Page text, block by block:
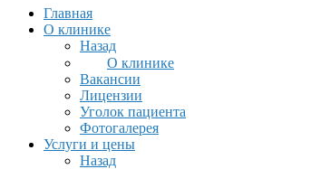
Главная
О клинике
Назад
О клинике
Вакансии
Лицензии
Уголок пациента
Фотогалерея
Услуги и цены
Назад